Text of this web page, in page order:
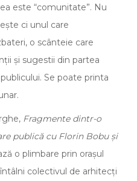
este “comunitate”. Nu
ci unul care
o scânteie care
și sugestii din partea
Se poate printa
Fragmente dintr-o
publică cu Florin Bobu și
o plimbare prin orașul
colectivul de arhitecți